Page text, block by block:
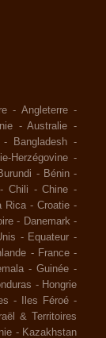
- Angleterre -
-Australie -
- Bangladesh -
Herzégovine -
- Bénin -
- Chili -Chine -
Rica -Croatie -
- Danemark -
- Equateur -
- France -
- Guinée -
- Hongrie
- Iles Féroé -
& Territoires
- Kazakhstan